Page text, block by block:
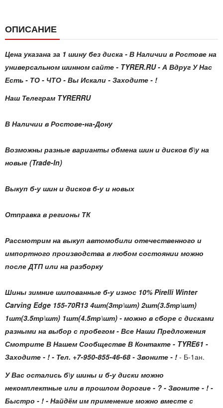
ОПИСАНИЕ
Цена указана за 1 шину без диска - В Наличии в Ростове на
универсальном шинном сайте - TYRER.RU - А Вдруг У Нас
Есть - ТО - ЧТО - Вы Искали - Заходите - !
Наш Телеграм TYRERRU
В Наличии в Ростове-на-Дону
Возможны разные варианты обмена шин и дисков б\у на
новые (Trade-In)
Выкуп б-у шин и дисков б-у и новых
Отправка в регионы ТК
Рассмотрим на выкуп автомобили отечественного и
импортного производства в любом состоянии можно
после ДТП или на разборку
Шины зимние шипованные б-у износ 10% Pirelli Winter
Carving Edge 155-70R13 4шт(3тр\шт) 2шт(3.5тр\шт)
1шт(3.5тр\шт) 1шт(4.5тр\шт) - можно в сборе с дисками
разными на выбор с пробегом - Все Наши Предложения
Смотрите В Нашем Сообществе В Контакте - TYRE61 -
Заходите - ! - Тел. +7-950-855-46-68 - Звоните - ! - Б-1ан.
У Вас остались б\у шины и б-у диски можно
некомплектные или в прошлом дорогие - ? - Звоните - ! -
Быстро - ! - Найдём им применение можно вместе с